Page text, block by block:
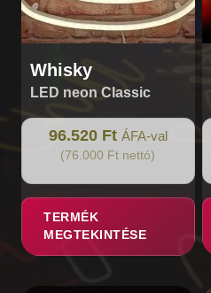
Whisky
LED neon Classic
96.520 Ft ÁFA-val
(76.000 Ft nettó)
TERMÉK
MEGTEKINTÉSE